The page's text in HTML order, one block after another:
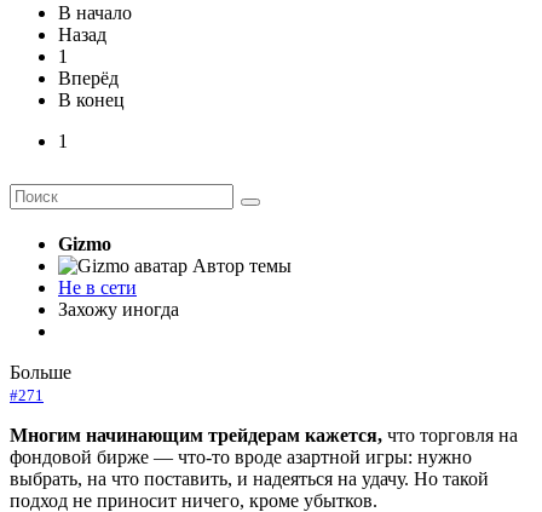
В начало
Назад
1
Вперёд
В конец
1
Gizmo
Автор темы
Не в сети
Захожу иногда
Больше
#271
Многим начинающим трейдерам кажется, что торговля на
фондовой бирже — что-то вроде азартной игры: нужно
выбрать, на что поставить, и надеяться на удачу. Но такой
подход не приносит ничего, кроме убытков.